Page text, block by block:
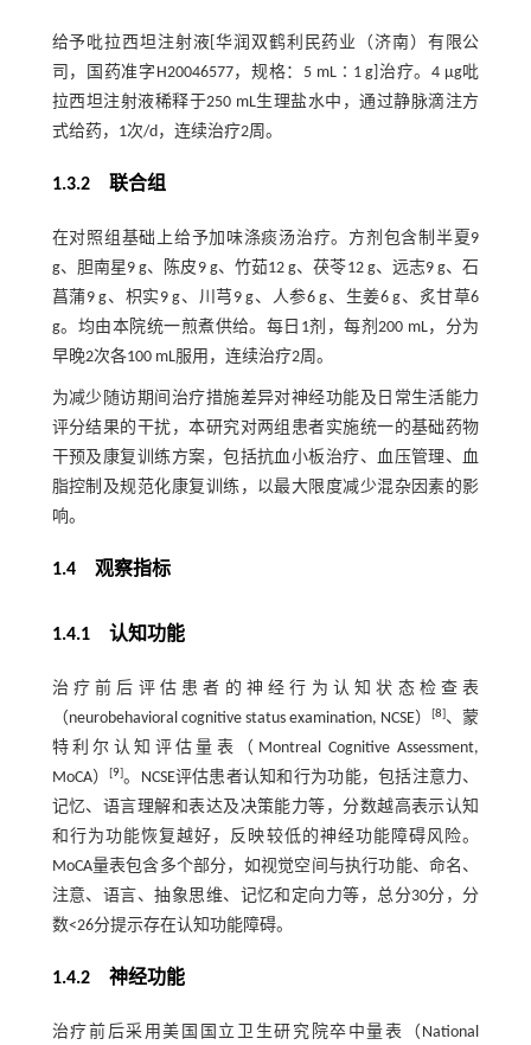
给予吡拉西坦注射液[华润双鹤利民药业（济南）有限公
司，国药准字H20046577，规格：5 mL∶1 g]治疗。4 μg吡
拉西坦注射液稀释于250 mL生理盐水中，通过静脉滴注方
式给药，1次/d，连续治疗2周。
1.3.2 联合组
在对照组基础上给予加味涤痰汤治疗。方剂包含制半夏9
g、胆南星9 g、陈皮9 g、竹茹12 g、茯苓12 g、远志9 g、石
菖蒲9 g、枳实9 g、川芎9 g、人参6 g、生姜6 g、炙甘草6
g。均由本院统一煎煮供给。每日1剂，每剂200 mL，分为
早晚2次各100 mL服用，连续治疗2周。
为减少随访期间治疗措施差异对神经功能及日常生活能力
评分结果的干扰，本研究对两组患者实施统一的基础药物
干预及康复训练方案，包括抗血小板治疗、血压管理、血
脂控制及规范化康复训练，以最大限度减少混杂因素的影
响。
1.4 观察指标
1.4.1 认知功能
治疗前后评估患者的神经行为认知状态检查表
（neurobehavioral cognitive status examination, NCSE）[8]、蒙
特利尔认知评估量表（Montreal Cognitive Assessment,
MoCA）[9]。NCSE评估患者认知和行为功能，包括注意力、
记忆、语言理解和表达及决策能力等，分数越高表示认知
和行为功能恢复越好，反映较低的神经功能障碍风险。
MoCA量表包含多个部分，如视觉空间与执行功能、命名、
注意、语言、抽象思维、记忆和定向力等，总分30分，分
数<26分提示存在认知功能障碍。
1.4.2 神经功能
治疗前后采用美国国立卫生研究院卒中量表（National